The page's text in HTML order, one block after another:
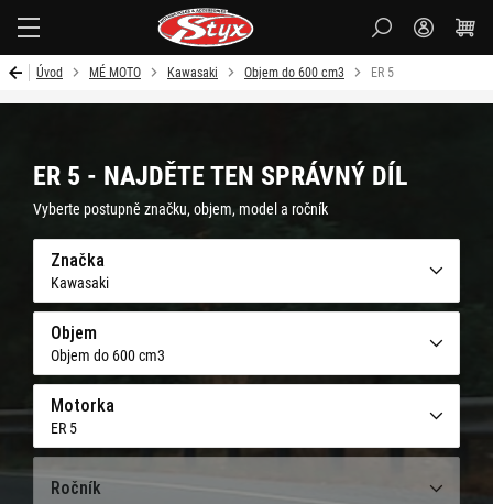
Úvod MÉ MOTO Kawasaki Objem do 600 cm3 ER 5
ER 5 - NAJDĚTE TEN SPRÁVNÝ DÍL
Vyberte postupně značku, objem, model a ročník
Značka
Kawasaki
Objem
Objem do 600 cm3
Motorka
ER 5
Ročník